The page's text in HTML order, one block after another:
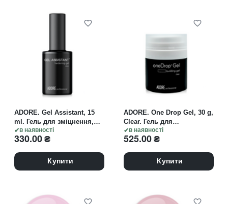
в наявності
ADORE. Gel Assistant, 15
ml. Гель для зміцнення,
прозорий
330.00₴
Купити
в наявності
ADORE. One Drop Gel, 30 g,
Clear. Гель для
нарощування, прозорий
525.00₴
Купити